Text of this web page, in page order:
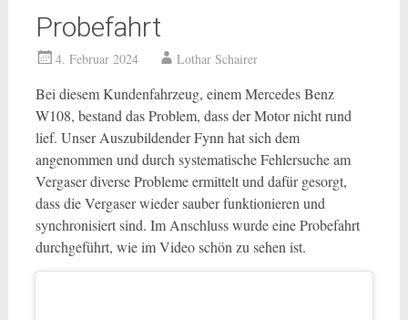
Probefahrt
4. Februar 2024 Lothar Schairer
Bei diesem Kundenfahrzeug, einem Mercedes Benz
W108, bestand das Problem, dass der Motor nicht rund
lief. Unser Auszubildender Fynn hat sich dem
angenommen und durch systematische Fehlersuche am
Vergaser diverse Probleme ermittelt und dafür gesorgt,
dass die Vergaser wieder sauber funktionieren und
synchronisiert sind. Im Anschluss wurde eine Probefahrt
durchgeführt, wie im Video schön zu sehen ist.